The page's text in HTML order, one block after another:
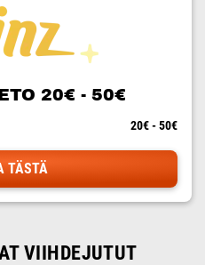
20€ - 50€
20€ - 50€
TÄSTÄ
VIIHDEJUTUT